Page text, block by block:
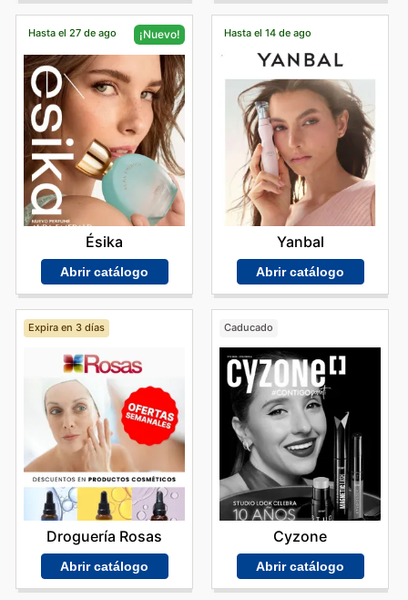
Hasta el 27 de ago ¡Nuevo!
Ésika
Abrir catálogo
Hasta el 14 de ago
Yanbal
Abrir catálogo
Expira en 3 días
Droguería Rosas
Abrir catálogo
Caducado
Cyzone
Abrir catálogo